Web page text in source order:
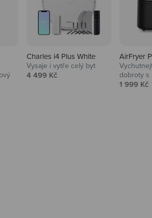
Charles i4 Plus White
Vysaje i vytře celý byt
Prodejní cena
4 499 Kč
AirFryer
dobroty s
Prodejní
1 999 Kč
a repráky ti padnou